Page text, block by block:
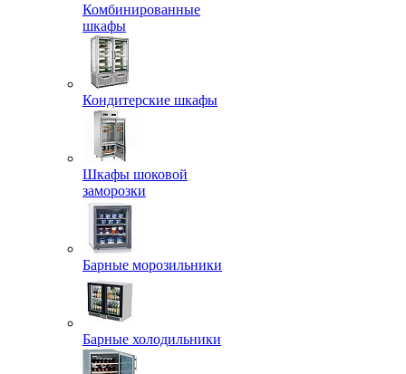
Комбинированные
шкафы
Кондитерские шкафы
Шкафы шоковой
заморозки
Барные морозильники
Барные холодильники